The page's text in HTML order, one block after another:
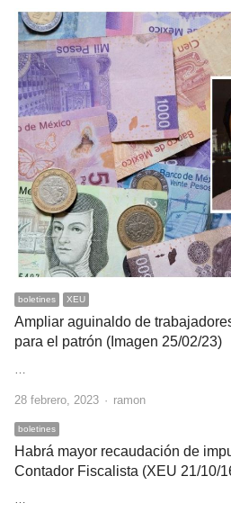
boletines XEU
Ampliar aguinaldo de
para el patrón (Imagen 25/02/23)
…
28 febrero, 2023 Author
ramon
boletines
Habrá mayor recaudación de
Contador Fiscalista (XEU 21/10/
…